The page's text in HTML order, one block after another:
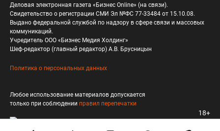
Деловая электронная газета «Бизнес Online» (на связи).
Свидетельство о регистрации СМИ Эл №ФС 77-33484 от 15.10.08.
Выдано федеральной службой по надзору в сфере связи и массовых
коммуникаций.
Учредитель ООО «Бизнес Медия Холдинг»
Шеф-редактор (главный редактор) А.В. Брусницын
Политика о персональных данных
Любое использование материалов допускается
только при соблюдении правил перепечатки
18+